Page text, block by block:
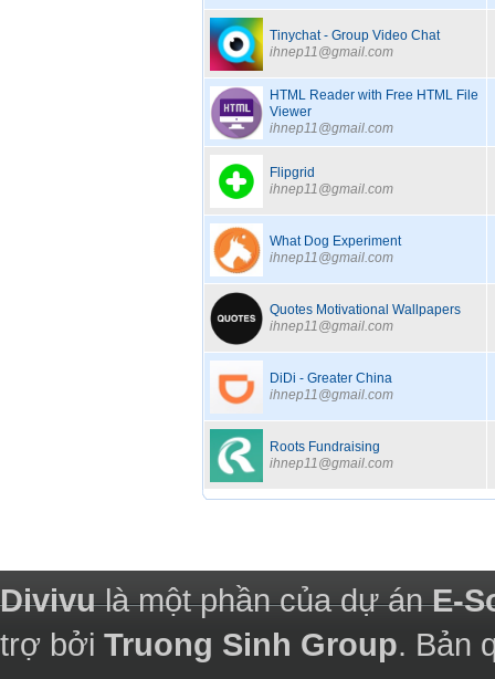
Tinychat - Group Video Chat
ihnep11@gmail.com
HTML Reader with Free HTML File
Viewer
ihnep11@gmail.com
Flipgrid
ihnep11@gmail.com
What Dog Experiment
ihnep11@gmail.com
Quotes Motivational Wallpapers
ihnep11@gmail.com
DiDi - Greater China
ihnep11@gmail.com
Roots Fundraising
ihnep11@gmail.com
Divivulà một phần của dự ánE-
trợ bởi Truong Sinh Group. Bản